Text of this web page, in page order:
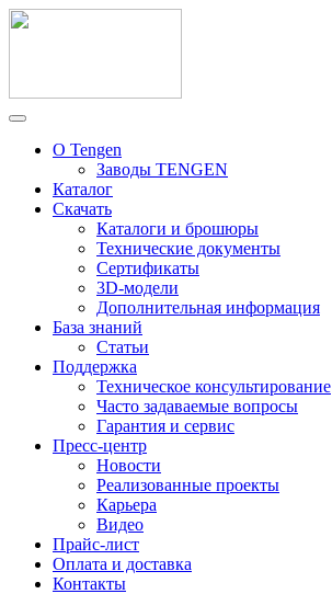
О Tengen
Заводы TENGEN
Каталог
Скачать
Каталоги и брошюры
Технические документы
Сертификаты
3D-модели
Дополнительная информация
База знаний
Статьи
Поддержка
Техническое консультирование
Часто задаваемые вопросы
Гарантия и сервис
Пресс-центр
Новости
Реализованные проекты
Карьера
Видео
Прайс-лист
Оплата и доставка
Контакты